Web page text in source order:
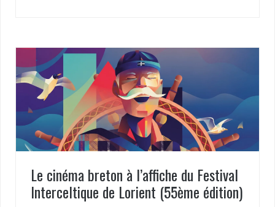
Le cinéma breton à l’affiche du Festival
Interceltique de Lorient (55ème édition)